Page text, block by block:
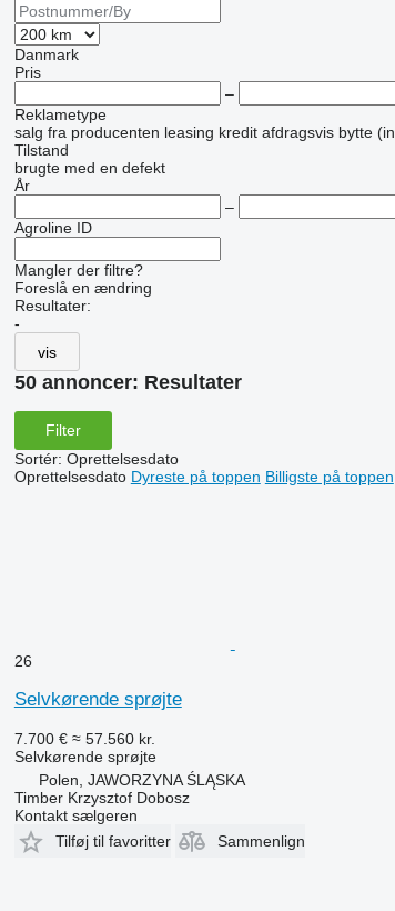
Danmark
Pris
–
Reklametype
salg fra producenten leasing kredit afdragsvis bytte
Tilstand
brugte med en defekt
År
–
Agroline ID
Mangler der filtre?
Foreslå en ændring
Resultater:
-
vis
50 annoncer: Resultater
Filter
Sortér: Oprettelsesdato
Oprettelsesdato Dyreste på toppen Billigste på toppen
26
Selvkørende sprøjte
7.700 € ≈ 57.560 kr.
Selvkørende sprøjte
Polen, JAWORZYNA ŚLĄSKA
Timber Krzysztof Dobosz
Kontakt sælgeren
Tilføj til favoritter
Sammenlign